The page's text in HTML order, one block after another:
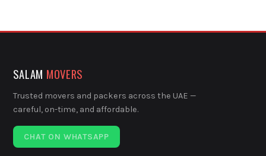
SALAM MOVERS
Trusted movers and packers across the UAE —
careful, on-time, and affordable.
CHAT ON WHATSAPP